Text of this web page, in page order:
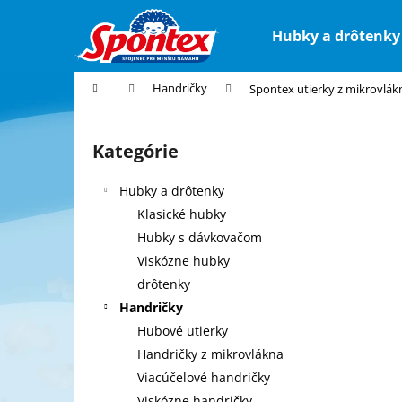
Hubky a drôtenky
Domov Handričky Spontex utierky z
B
ý
Preskočiť
kategórie
Kategórie
Hubky a drôtenky
Klasické hubky
Hubky s dávkovačom
Viskózne hubky
drôtenky
Handričky
Hubové utierky
Handričky z mikrovlákna
Viacúčelové handričky
Späť
Späť